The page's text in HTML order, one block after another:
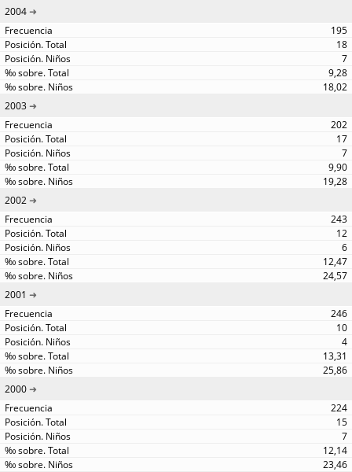
2004
195
18
7
9,28
18,02
2003
202
17
7
9,90
19,28
2002
243
12
6
12,47
24,57
2001
246
10
4
13,31
25,86
2000
224
15
7
12,14
23,46